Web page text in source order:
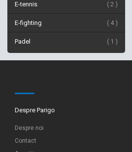
E-tennis 2
E-fighting 4
Padel 1
Despre Parigo
Despre noi
Contact